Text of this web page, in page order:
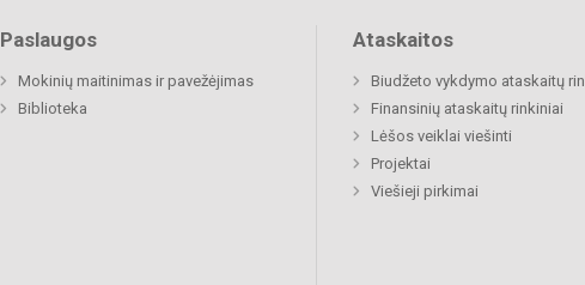
Paslaugos
Mokinių maitinimas ir pavežėjimas
Biblioteka
Ataskaitos
Biudžeto vykdymo ataskaitų
Finansinių ataskaitų rinkiniai
Lėšos veiklai viešinti
Projektai
Viešieji pirkimai